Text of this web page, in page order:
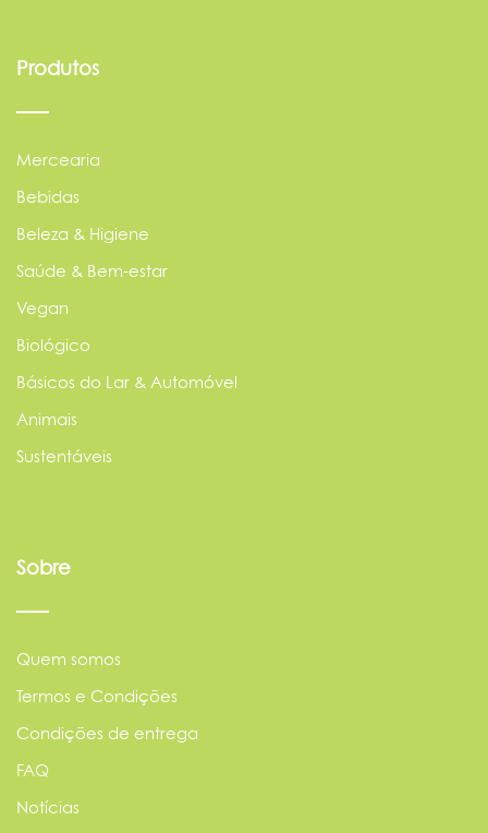
Produtos
Mercearia
Bebidas
Beleza & Higiene
Saúde & Bem-estar
Vegan
Biológico
Básicos do Lar & Automóvel
Animais
Sustentáveis
Sobre
Quem somos
Termos e Condições
Condições de entrega
FAQ
Notícias